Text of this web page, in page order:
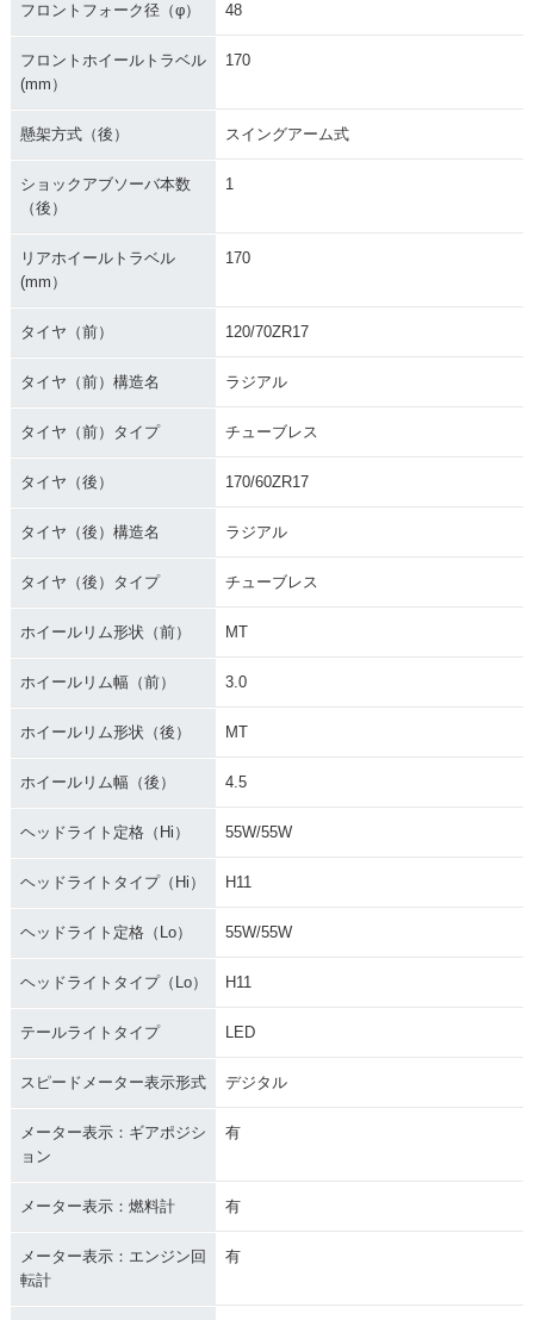
フロントフォーク径（φ） 48
フロントホイールトラベル
(mm）
170
懸架方式（後） スイングアーム式
ショックアブソーバ本数
（後）
1
リアホイールトラベル
(mm）
170
タイヤ（前） 120/70ZR17
タイヤ（前）構造名 ラジアル
タイヤ（前）タイプ チューブレス
タイヤ（後） 170/60ZR17
タイヤ（後）構造名 ラジアル
タイヤ（後）タイプ チューブレス
ホイールリム形状（前） MT
ホイールリム幅（前） 3.0
ホイールリム形状（後） MT
ホイールリム幅（後） 4.5
ヘッドライト定格（Hi） 55W/55W
ヘッドライトタイプ（Hi） H11
ヘッドライト定格（Lo） 55W/55W
ヘッドライトタイプ（Lo） H11
テールライトタイプ LED
スピードメーター表示形式 デジタル
メーター表示：ギアポジシ
ョン
有
メーター表示：燃料計 有
メーター表示：エンジン回
転計
有